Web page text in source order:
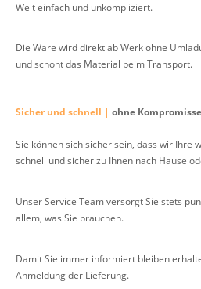
Welt einfach und unkompliziert.
Die Ware wird direkt ab Werk ohne
und schont das Material beim Transport.
Sicher und schnell | ohne Kompromisse
Sie können sich sicher sein, dass wir Ihre
schnell und sicher zu Ihnen nach Hause
Unser Service Team versorgt Sie stets
allem, was Sie brauchen.
Damit Sie immer informiert bleiben
Anmeldung der Lieferung.